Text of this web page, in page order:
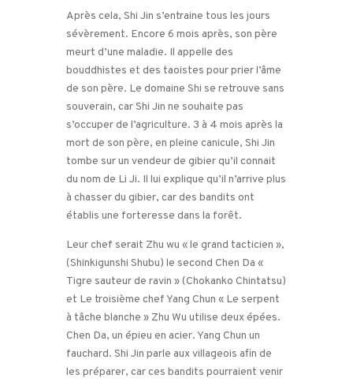
Après cela, Shi Jin s’entraine tous les jours
sévèrement. Encore 6 mois après, son père
meurt d’une maladie. Il appelle des
bouddhistes et des taoistes pour prier l’âme
de son père. Le domaine Shi se retrouve sans
souverain, car Shi Jin ne souhaite pas
s’occuper de l’agriculture. 3 à 4 mois après la
mort de son père, en pleine canicule, Shi Jin
tombe sur un vendeur de gibier qu’il connait
du nom de Li Ji. Il lui explique qu’il n’arrive plus
à chasser du gibier, car des bandits ont
établis une forteresse dans la forêt.
Leur chef serait Zhu wu « le grand tacticien »,
(Shinkigunshi Shubu) le second Chen Da «
Tigre sauteur de ravin » (Chokanko Chintatsu)
et Le troisième chef Yang Chun « Le serpent
à tâche blanche » Zhu Wu utilise deux épées.
Chen Da, un épieu en acier. Yang Chun un
fauchard. Shi Jin parle aux villageois afin de
les préparer, car ces bandits pourraient venir